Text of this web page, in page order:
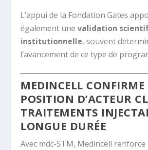
L’appui de la Fondation Gates
également unevalidation
institutionnelle, souvent
l’avancement de ce type de
MEDINCELL CONFIRME
POSITION D’ACTEUR
TRAITEMENTS
LONGUE DURÉE
Avec mdc-STM, Medincell renforce